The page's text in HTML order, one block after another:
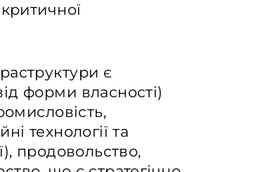
є
форми власності)
технології та
продовольство,